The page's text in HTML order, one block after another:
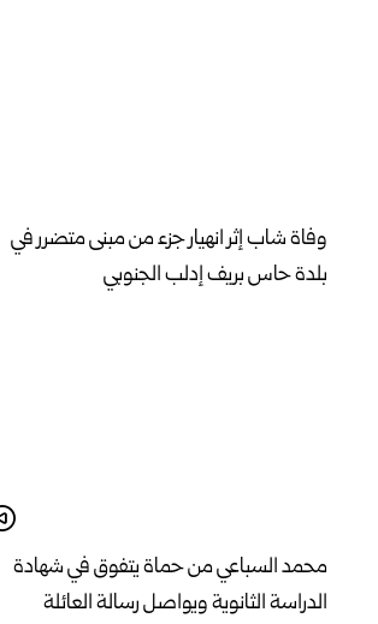
وفاة شاب إثر انهيار جزء من مبنى متضرر في
بلدة حاس بريف إدلب الجنوبي
محمد السباعي من حماة يتفوق في شهادة
الدراسة الثانوية ويواصل رسالة العائلة